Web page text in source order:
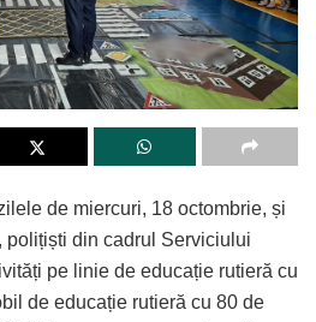
de miercuri, 18 octombrie, și
polițiști din cadrul Serviciului
pe linie de educație rutieră cu
de educație rutieră cu 80 de